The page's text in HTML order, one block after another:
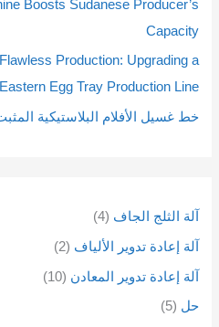
Boosts Sudanese Producer’s
Capacity
Production: Upgrading a
Egg Tray Production Line
خط غسيل الأفلام البلاستيكية
آلة الثلج الجاف 4
آلة إعادة تدوير الألياف 2
آلة إعادة تدوير المعادن 10
حل 5
ت
ت